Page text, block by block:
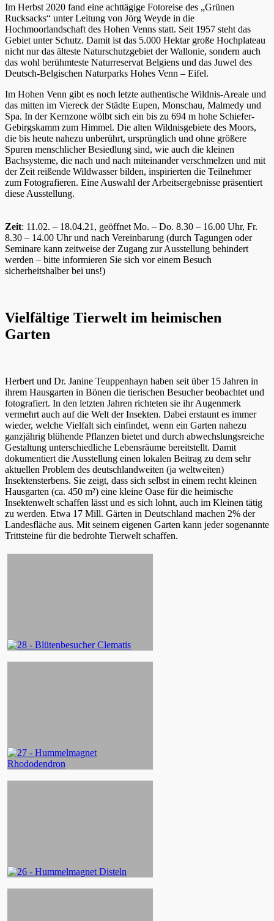
Im Herbst 2020 fand eine achttägige Fotoreise des „Grünen
Rucksacks“ unter Leitung von Jörg Weyde in die
Hochmoorlandschaft des Hohen Venns statt. Seit 1957 steht das
Gebiet unter Schutz. Damit ist das 5.000 Hektar große Hochplateau
nicht nur das älteste Naturschutzgebiet der Wallonie, sondern auch
das wohl berühmteste Naturreservat Belgiens und das Juwel des
Deutsch-Belgischen Naturparks Hohes Venn – Eifel.
Im Hohen Venn gibt es noch letzte authentische Wildnis-Areale und
das mitten im Viereck der Städte Eupen, Monschau, Malmedy und
Spa. In der Kernzone wölbt sich ein bis zu 694 m hohe Schiefer-
Gebirgskamm zum Himmel. Die alten Wildnisgebiete des Moors,
die bis heute nahezu unberührt, ursprünglich und ohne größere
Spuren menschlicher Besiedlung sind, wie auch die kleinen
Bachsysteme, die nach und nach miteinander verschmelzen und mit
der Zeit reißende Wildwasser bilden, inspirierten die Teilnehmer
zum Fotografieren. Eine Auswahl der Arbeitsergebnisse präsentiert
diese Ausstellung.
Zeit: 11.02. – 18.04.21, geöffnet Mo. – Do. 8.30 – 16.00 Uhr, Fr.
8.30 – 14.00 Uhr und nach Vereinbarung (durch Tagungen oder
Seminare kann zeitweise der Zugang zur Ausstellung behindert
werden – bitte informieren Sie sich vor einem Besuch
sicherheitshalber bei uns!)
Vielfältige Tierwelt im heimischen
Garten
Herbert und Dr. Janine Teuppenhayn haben seit über 15 Jahren in
ihrem Hausgarten in Bönen die tierischen Besucher beobachtet und
fotografiert. In den letzten Jahren richteten sie ihr Augenmerk
vermehrt auch auf die Welt der Insekten. Dabei erstaunt es immer
wieder, welche Vielfalt sich einfindet, wenn ein Garten nahezu
ganzjährig blühende Pflanzen bietet und durch abwechslungsreiche
Gestaltung unterschiedliche Lebensräume bereitstellt. Damit
dokumentiert die Ausstellung einen lokalen Beitrag zu dem sehr
aktuellen Problem des deutschlandweiten (ja weltweiten)
Insektensterbens. Sie zeigt, dass sich selbst in einem recht kleinen
Hausgarten (ca. 450 m²) eine kleine Oase für die heimische
Insektenwelt schaffen lässt und es sich lohnt, auch im Kleinen tätig
zu werden. Etwa 17 Mill. Gärten in Deutschland machen 2% der
Landesfläche aus. Mit seinem eigenen Garten kann jeder sogenannte
Trittsteine für die bedrohte Tierwelt schaffen.